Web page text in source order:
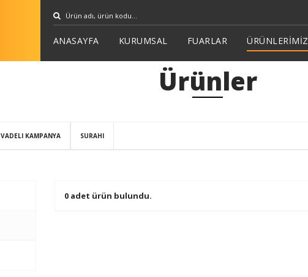
ANASAYFA KURUMSAL FUARLAR ÜRÜNLERİMİZ
Ürünler
VADELI KAMPANYA SURAHI
0 adet ürün bulundu.